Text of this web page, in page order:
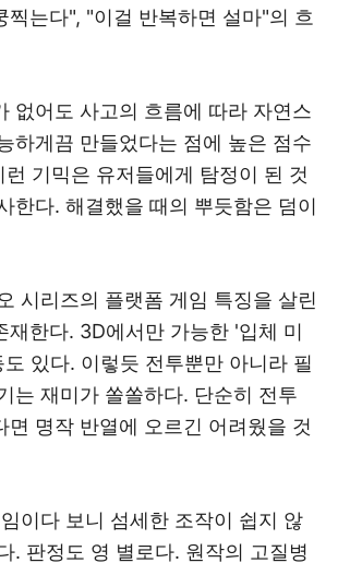
찍는다", "이걸 반복하면 설마"의 흐
없어도 사고의 흐름에 따라 자연스
하게끔 만들었다는 점에 높은 점수
기믹은 유저들에게 탐정이 된 것
한다. 해결했을 때의 뿌듯함은 덤이
시리즈의 플랫폼 게임 특징을 살린
재한다. 3D에서만 가능한 '입체 미
있다. 이렇듯 전투뿐만 아니라 필
는 재미가 쏠쏠하다. 단순히 전투
면 명작 반열에 오르긴 어려웠을 것
이다 보니 섬세한 조작이 쉽지 않
. 판정도 영 별로다. 원작의 고질병